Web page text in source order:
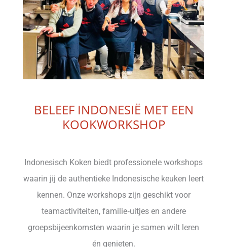
BELEEF INDONESIË MET EEN
KOOKWORKSHOP
Indonesisch Koken biedt professionele workshops
waarin jij de authentieke Indonesische keuken leert
kennen. Onze workshops zijn geschikt voor
teamactiviteiten, familie‑uitjes en andere
groepsbijeenkomsten waarin je samen wilt leren
én genieten.